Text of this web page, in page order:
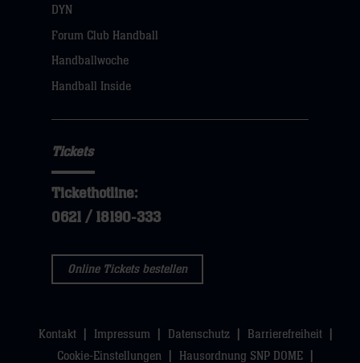
öffnen,
dann
klicken
DYN
Forum Club Handball
Handballwoche
Handball Inside
Tickets
Tickethotline:
0621 / 18190-333
Online Tickets bestellen
Kontakt Impressum Datenschutz
Barrierefreiheit
Cookie-Einstellungen
Hausordnung SNP DOME